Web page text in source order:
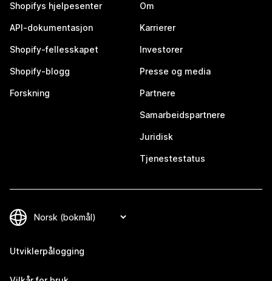
Shopifys hjelpesenter
API-dokumentasjon
Shopify-fellesskapet
Shopify-blogg
Forskning
Om
Karrierer
Investorer
Presse og media
Partnere
Samarbeidspartnere
Juridisk
Tjenestestatus
Utviklerpålogging